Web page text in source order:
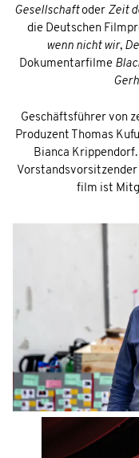
Gesellschaftoder Zeit
die Deutschen
wenn nicht wir,
Dokumentarfilme
Geschäftsführer von
Produzent Thomas
Bianca
film ist